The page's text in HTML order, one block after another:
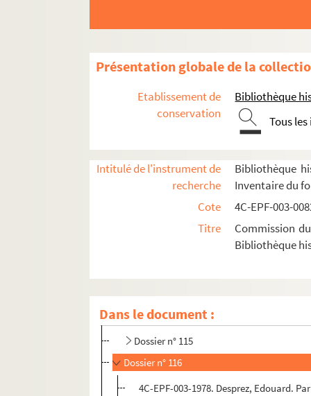
Présentation globale de la
Etablissement de
conservation
Bibliothèque
Tous
Intitulé de l'instrument de
recherche
Bibliothèque
Inventaire du
Cote
4C-EPF-003-
Titre
Commission
Bibliothèque
Dans le document :
Dossier n° 100
Dossier n° 103
Dossier n° 105
Dossier n° 106
Dossier n° 107
Dossier n° 112
Dossier n°112 bis
Dossier n° 114
Dossier n° 115
Dossier n° 116
4C-EPF-003-1978. Desprez, Edouard.